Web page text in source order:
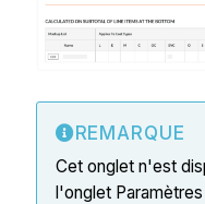
REMARQUE
Cet onglet n'est
l'onglet